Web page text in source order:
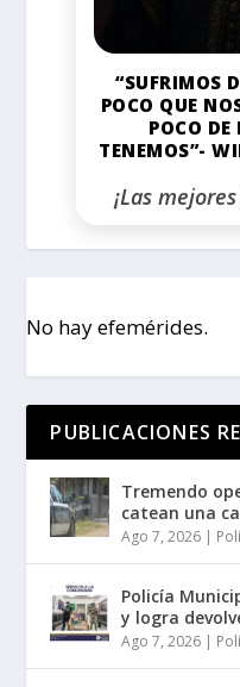
“SUFRIMOS
POCO QUE
POCO
TENEMOS”-
¡Las
No hay efemérides.
PUBLICACIONES
Tremendo
catean una
Ago 7, 2026 |
Policía
y logra
Ago 7, 2026 |